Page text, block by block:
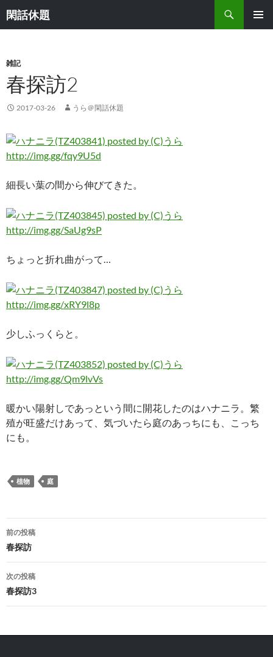
閑話休題
索
ン
ツ
へ
キ
プ
雑記
春探訪2
2017-03-26 うら＠閑話休題
http://img.gg/fqy9U5d
細長い葉の間から伸びてきた。
http://img.gg/SaUg9sP
ちょっと折れ曲がって…
http://img.gg/xRY9l8p
少しふっくらと。
http://img.gg/Qm9lvVs
暖かい陽射しであっという間に開花したのはハナニラ。繁
殖が旺盛だけあって、気づいたら庭のあっちにも、こっち
にも。
植物 庭
投
稿
ナ
ビ
ゲ
ー
前の投稿
春探訪
次の投稿
春探訪3